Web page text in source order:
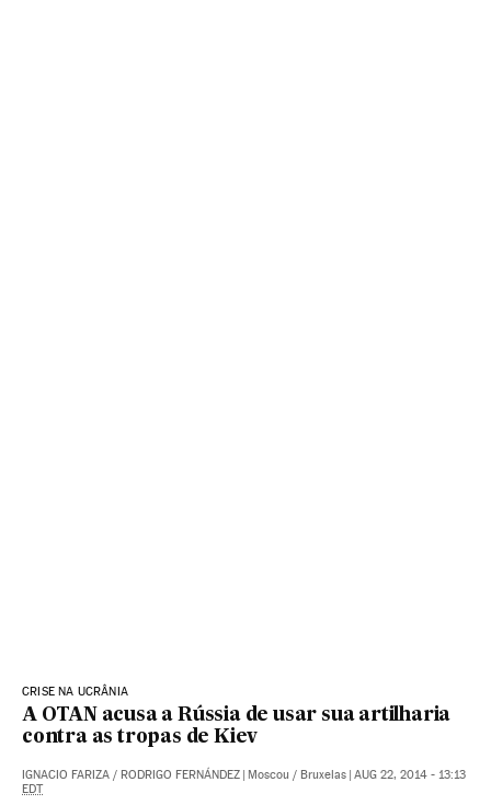
CRISE NA UCRÂNIA
A OTAN acusa a Rússia de usar sua artilharia
contra as tropas de Kiev
IGNACIO FARIZA / RODRIGO FERNÁNDEZ Moscou / Bruxelas AUG 22, 2014 - 13:13
EDT